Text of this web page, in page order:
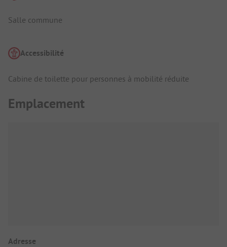
Salle commune
Accessibilité
Cabine de toilette pour personnes à mobilité réduite
Emplacement
Adresse